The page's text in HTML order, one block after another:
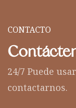
CONTACTO
24/7 Puede
contactarnos.